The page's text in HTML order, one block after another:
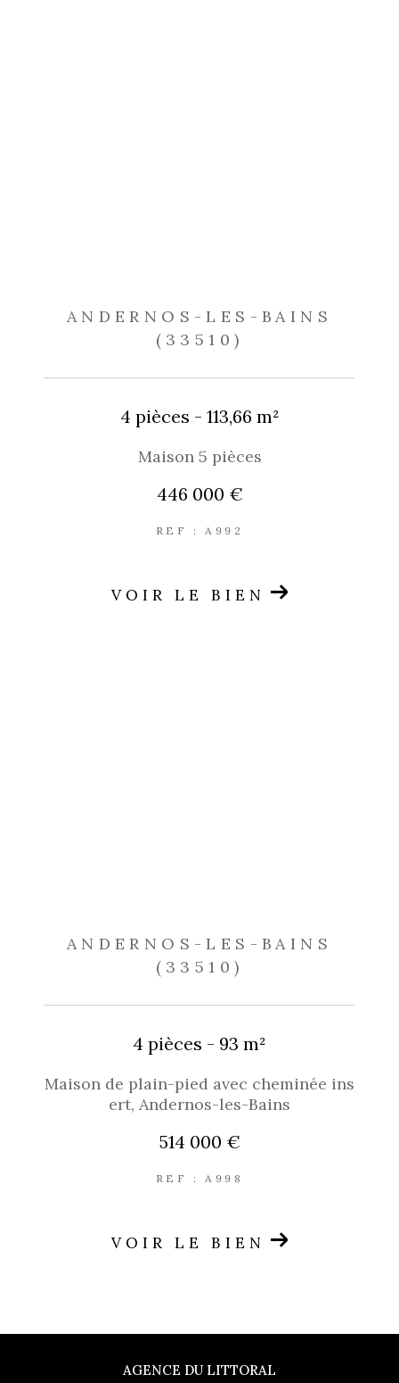
ANDERNOS-LES-BAINS
(33510)
4 pièces - 113,66 m²
Maison 5 pièces
446 000 €
REF : A992
VOIR LE BIEN
ANDERNOS-LES-BAINS
(33510)
4 pièces - 93 m²
Maison de plain-pied avec cheminée ins
ert, Andernos-les-Bains
514 000 €
REF : A998
VOIR LE BIEN
AGENCE DU LITTORAL